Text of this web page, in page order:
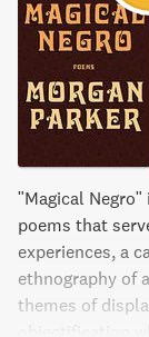
"Magical
poems that
experiences, a
ethnography of
themes of